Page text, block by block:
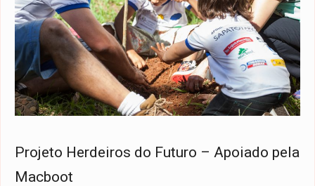
Projeto Herdeiros do Futuro – Apoiado pela
Macboot